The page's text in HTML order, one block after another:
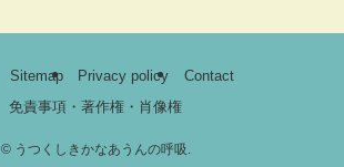
Sitemap Privacy policy
Contact
免責事項・著作権・肖像権
©うつくしきかなあうんの呼吸.